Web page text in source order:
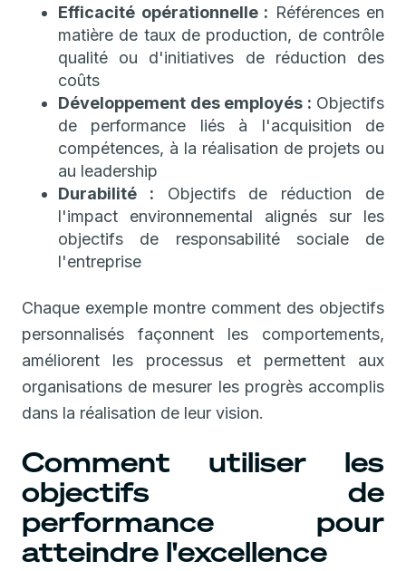
Efficacité opérationnelle : Références en
matière de taux de production, de contrôle
qualité ou d'initiatives de réduction des
coûts
Développement des employés : Objectifs
de performance liés à l'acquisition de
compétences, à la réalisation de projets ou
au leadership
Durabilité : Objectifs de réduction de
l'impact environnemental alignés sur les
objectifs de responsabilité sociale de
l'entreprise
Chaque exemple montre comment des objectifs
personnalisés façonnent les comportements,
améliorent les processus et permettent aux
organisations de mesurer les progrès accomplis
dans la réalisation de leur vision.
Comment utiliser les
objectifs de
performance pour
atteindre l'excellence